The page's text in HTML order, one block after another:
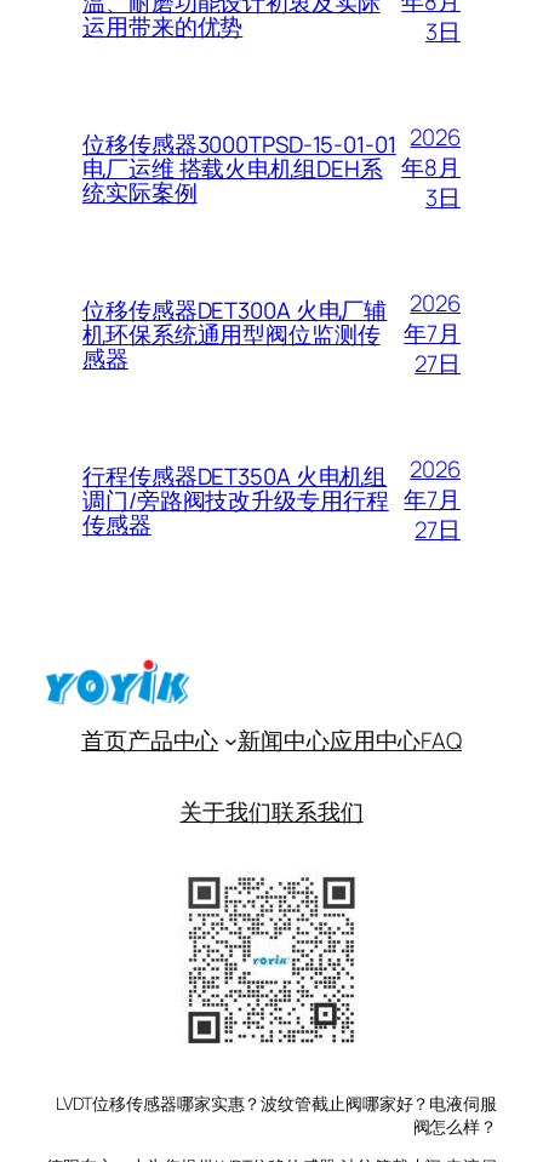
运用带来的优势
3日
位移传感器3000TPSD-15-01-01
电厂运维 搭载火电机组DEH系
统实际案例
2026
年8月
3日
位移传感器DET300A 火电厂辅
机环保系统通用型阀位监测传
感器
2026
年7月
27日
行程传感器DET350A 火电机组
调门/旁路阀技改升级专用行程
传感器
2026
年7月
27日
首页产品中心 新闻中心应用中心FAQ
关于我们联系我们
LVDT位移传感器哪家实惠？波纹管截止阀哪家好？电液伺服
阀怎么样？